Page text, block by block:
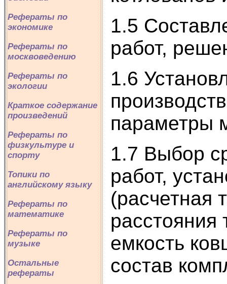
Рефераты по
экономике
Рефераты по
москвоведению
Рефераты по
экологии
Краткое содержание
произведений
Рефераты по
физкультуре и
спорту
Топики по
английскому языку
Рефераты по
математике
Рефераты по
музыке
Остальные
рефераты
1.5
работ,
1.6
параметры
1.7 Выбор
работ,
(расчетная
расстояния
емкость
состав